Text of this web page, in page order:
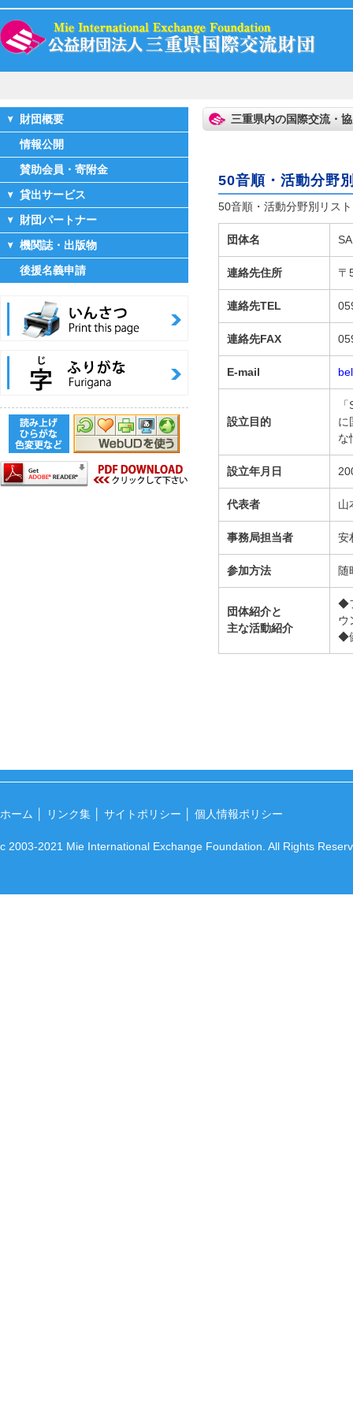
三重県内の国際交流・
50音順・活動分野
50音順・活動分野別リス
団体名
連絡先住所 〒
連絡先TEL
連絡先FAX
E-mail
設立目的
に
な
設立年月日
代表者
事務局担当者 安
参加方法 随
団体紹介と
主な活動紹介
◆
ウ
◆
財団概要
情報公開
賛助会員・寄附金
貸出サービス
財団パートナー
機関誌・出版物
後援名義申請
ホーム リンク集 サイトポリシー 個人情報ポリシー
c 2003-2021 Mie International Exchange Foundation. All Rights